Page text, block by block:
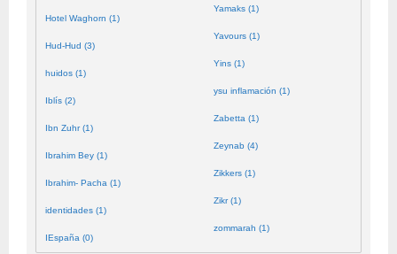
Hotel Waghorn (1)
Hud-Hud (3)
huidos (1)
Iblís (2)
Ibn Zuhr (1)
Ibrahim Bey (1)
Ibrahim- Pacha (1)
identidades (1)
IEspaña (0)
Yamaks (1)
Yavours (1)
Yins (1)
ysu inflamación (1)
Zabetta (1)
Zeynab (4)
Zikkers (1)
Zikr (1)
zommarah (1)